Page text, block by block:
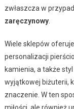
zwłaszcza w
zaręczynowy.
Wiele sklepów
personalizacji
kamienia, a także
wyjątkowej biżuterii,
znaczenie. W ten
miłości, ale również